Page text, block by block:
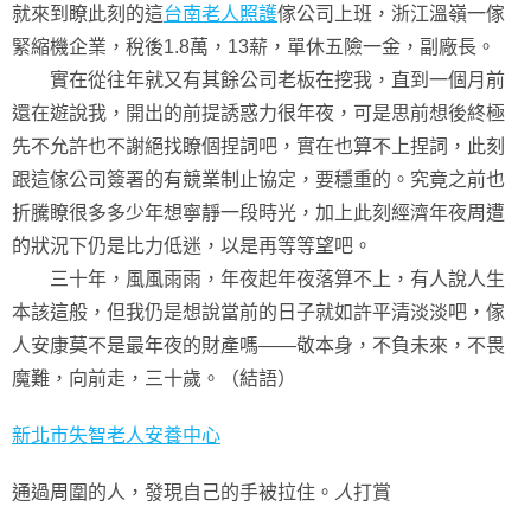
就來到瞭此刻的這台南老人照護傢公司上班，浙江溫嶺一傢
緊縮機企業，稅後1.8萬，13薪，單休五險一金，副廠長。
實在從往年就又有其餘公司老板在挖我，直到一個月前
還在遊說我，開出的前提誘惑力很年夜，可是思前想後終極
先不允許也不謝絕找瞭個捏詞吧，實在也算不上捏詞，此刻
跟這傢公司簽署的有競業制止協定，要穩重的。究竟之前也
折騰瞭很多多少年想寧靜一段時光，加上此刻經濟年夜周遭
的狀況下仍是比力低迷，以是再等等望吧。
三十年，風風雨雨，年夜起年夜落算不上，有人說人生
本該這般，但我仍是想說當前的日子就如許平清淡淡吧，傢
人安康莫不是最年夜的財產嗎——敬本身，不負未來，不畏
魔難，向前走，三十歲。（結語）
新北市失智老人安養中心
通過周圍的人，發現自己的手被拉住。 人打賞